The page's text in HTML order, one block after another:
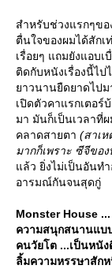
สำหรับช่วงแรกๆขอ
ตื่นใจของผมได้สักเ
เรื่อยๆ แถมยังแอบ
ติดกับหนังเรื่องนี้ไ
าวนานยืดยาดไปม
เปิดตัวคาแรกเตอ
มา มันก็เป็นเวลาที่
คลาดสายตา (สาเ
มากก็เพราะ ซีจีขอ
ล้ว ยิ่งไม่เป็นอันทำ
อารมณ์กันจนสุดกู่
Monster House
ความสนุกสนานแบ
คนวัยโต ...เป็นหนัง
ลิ้มความหรรษาสัก